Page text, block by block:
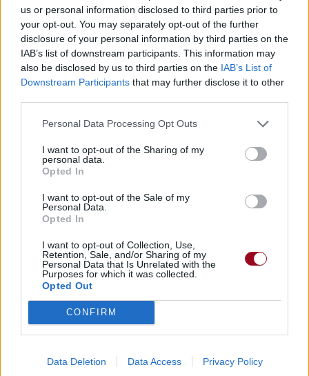
us or personal information disclosed to third parties prior to
your opt-out. You may separately opt-out of the further
disclosure of your personal information by third parties on the
IAB’s list of downstream participants. This information may
also be disclosed by us to third parties on the IAB’s List of
Downstream Participants that may further disclose it to other
Personal Data Processing Opt Outs
I want to opt-out of the Sharing of my
personal data.
Opted In
I want to opt-out of the Sale of my
Personal Data.
Opted In
I want to opt-out of Collection, Use,
Retention, Sale, and/or Sharing of my
Personal Data that Is Unrelated with the
Purposes for which it was collected.
Opted Out
CONFIRM
Data Deletion Data Access Privacy Policy
Pour prolonger le plaisir musical :
Vous aimez chanter, apprenez la guitare chez
Télécharger légalement les MP3 sur
Télécharger légalement les MP3 ou trouver le CD sur
Trouver des vinyles et des CD sur
Trouver un instrument de musique ou une partition au
meilleur prix sur
Paroles + Traduction
Vidéos
Voir la vidéo de «The Devil
Remembers Me »